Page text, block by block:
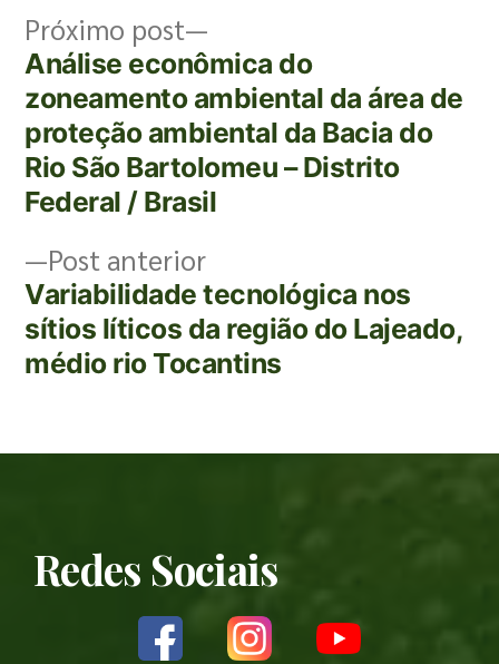
Post anterior
Variabilidade tecnológica nos
sítios líticos da região do Lajeado,
médio rio Tocantins
Próximo post
Análise econômica do
zoneamento ambiental da área de
proteção ambiental da Bacia do
Rio São Bartolomeu – Distrito
Federal / Brasil
Redes Sociais